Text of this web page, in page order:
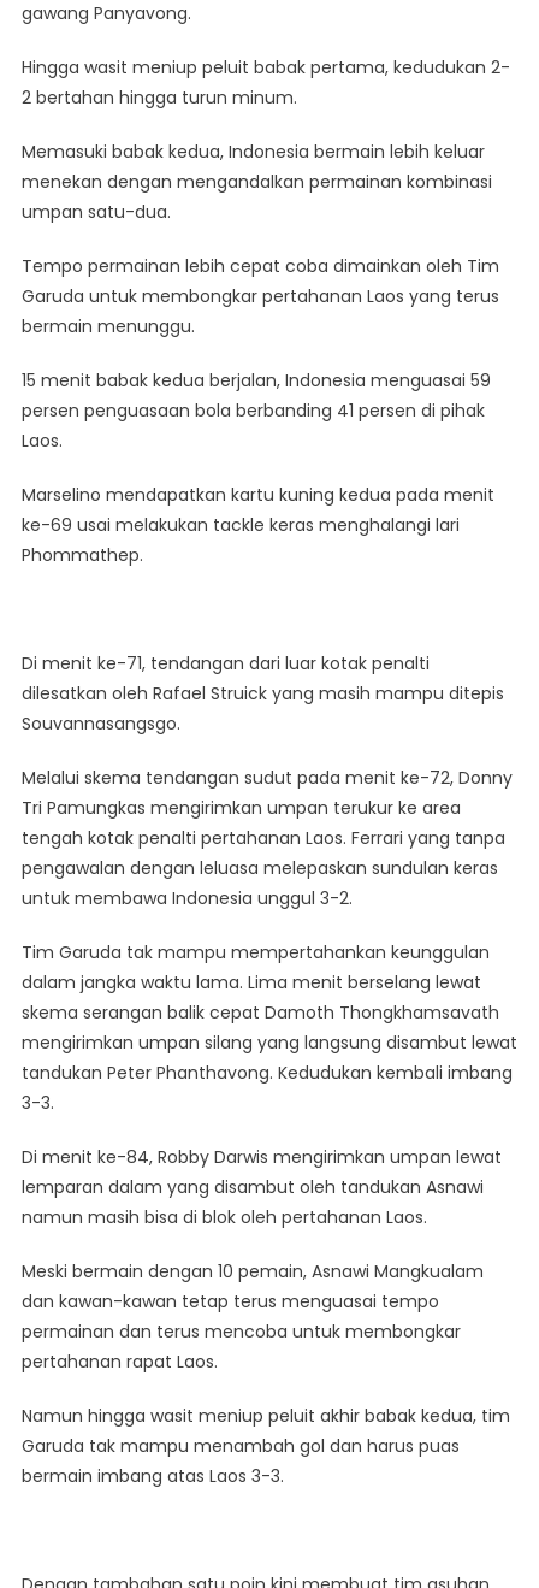
gawang Panyavong.
Hingga wasit meniup peluit babak pertama, kedudukan 2-
2 bertahan hingga turun minum.
Memasuki babak kedua, Indonesia bermain lebih keluar
menekan dengan mengandalkan permainan kombinasi
umpan satu-dua.
Tempo permainan lebih cepat coba dimainkan oleh Tim
Garuda untuk membongkar pertahanan Laos yang terus
bermain menunggu.
15 menit babak kedua berjalan, Indonesia menguasai 59
persen penguasaan bola berbanding 41 persen di pihak
Laos.
Marselino mendapatkan kartu kuning kedua pada menit
ke-69 usai melakukan tackle keras menghalangi lari
Phommathep.
Di menit ke-71, tendangan dari luar kotak penalti
dilesatkan oleh Rafael Struick yang masih mampu ditepis
Souvannasangsgo.
Melalui skema tendangan sudut pada menit ke-72, Donny
Tri Pamungkas mengirimkan umpan terukur ke area
tengah kotak penalti pertahanan Laos. Ferrari yang tanpa
pengawalan dengan leluasa melepaskan sundulan keras
untuk membawa Indonesia unggul 3-2.
Tim Garuda tak mampu mempertahankan keunggulan
dalam jangka waktu lama. Lima menit berselang lewat
skema serangan balik cepat Damoth Thongkhamsavath
mengirimkan umpan silang yang langsung disambut lewat
tandukan Peter Phanthavong. Kedudukan kembali imbang
3-3.
Di menit ke-84, Robby Darwis mengirimkan umpan lewat
lemparan dalam yang disambut oleh tandukan Asnawi
namun masih bisa di blok oleh pertahanan Laos.
Meski bermain dengan 10 pemain, Asnawi Mangkualam
dan kawan-kawan tetap terus menguasai tempo
permainan dan terus mencoba untuk membongkar
pertahanan rapat Laos.
Namun hingga wasit meniup peluit akhir babak kedua, tim
Garuda tak mampu menambah gol dan harus puas
bermain imbang atas Laos 3-3.